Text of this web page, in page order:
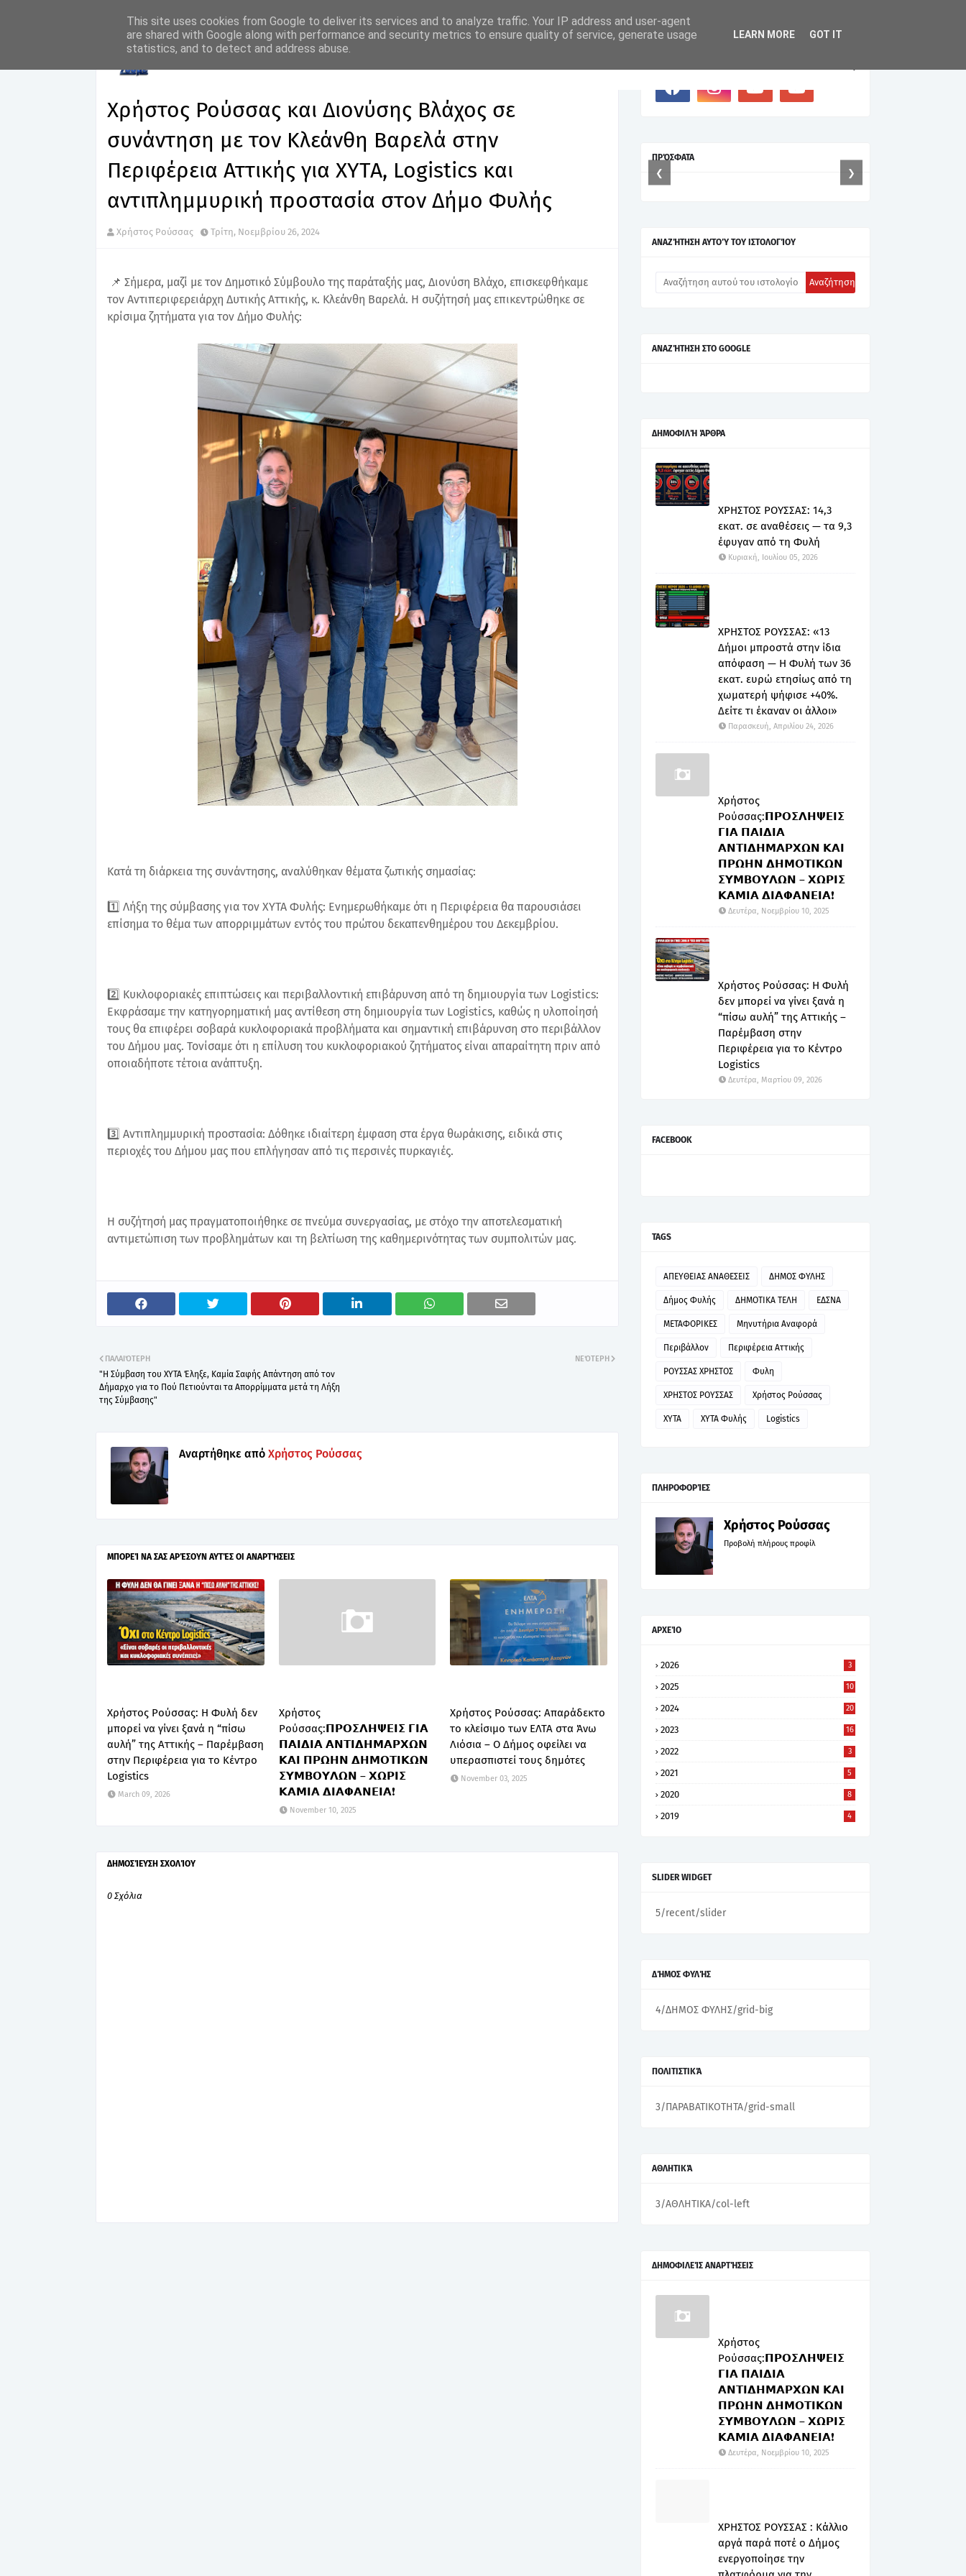
Αρχική σελίδα Χρήστος Ρούσσας και Διονύσης Βλάχος σε συνάντηση με τον Κλεάνθη Βαρελά στην Περιφέρεια Αττικής για ΧΥΤΑ,
Χρήστος Ρούσσας και Διονύσης Βλάχος σε
συνάντηση με τον Κλεάνθη Βαρελά στην
Περιφέρεια Αττικής για ΧΥΤΑ, Logistics και
αντιπλημμυρική προστασία στον Δήμο Φυλής
Χρήστος Ρούσσας Τρίτη, Νοεμβρίου 26, 2024
📌 Σήμερα, μαζί με τον Δημοτικό Σύμβουλο της παράταξής μας, Διονύση Βλάχο, επισκεφθήκαμε
τον Αντιπεριφερειάρχη Δυτικής Αττικής, κ. Κλεάνθη Βαρελά. Η συζήτησή μας επικεντρώθηκε σε
κρίσιμα ζητήματα για τον Δήμο Φυλής:
Κατά τη διάρκεια της συνάντησης, αναλύθηκαν θέματα ζωτικής σημασίας:
1️⃣ Λήξη της σύμβασης για τον ΧΥΤΑ Φυλής: Ενημερωθήκαμε ότι η Περιφέρεια θα παρουσιάσει
επίσημα το θέμα των απορριμμάτων εντός του πρώτου δεκαπενθημέρου του Δεκεμβρίου.
2️⃣ Κυκλοφοριακές επιπτώσεις και περιβαλλοντική επιβάρυνση από τη δημιουργία των Logistics:
Εκφράσαμε την κατηγορηματική μας αντίθεση στη δημιουργία των Logistics, καθώς η υλοποίησή
τους θα επιφέρει σοβαρά κυκλοφοριακά προβλήματα και σημαντική επιβάρυνση στο περιβάλλον
του Δήμου μας. Τονίσαμε ότι η επίλυση του κυκλοφοριακού ζητήματος είναι απαραίτητη πριν από
οποιαδήποτε τέτοια ανάπτυξη.
3️⃣ Αντιπλημμυρική προστασία: Δόθηκε ιδιαίτερη έμφαση στα έργα θωράκισης, ειδικά στις
περιοχές του Δήμου μας που επλήγησαν από τις περσινές πυρκαγιές.
Η συζήτησή μας πραγματοποιήθηκε σε πνεύμα συνεργασίας, με στόχο την αποτελεσματική
αντιμετώπιση των προβλημάτων και τη βελτίωση της καθημερινότητας των συμπολιτών μας.
ΝΕΌΤΕΡΗ
ΠΑΛΑΙΌΤΕΡΗ
"Η Σύμβαση του ΧΥΤΑ Έληξε, Καμία Σαφής Απάντηση από τον
Δήμαρχο για το Πού Πετιούνται τα Απορρίμματα μετά τη Λήξη
της Σύμβασης"
Αναρτήθηκε από Χρήστος Ρούσσας
ΜΠΟΡΕΊ ΝΑ ΣΑΣ ΑΡΈΣΟΥΝ ΑΥΤΈΣ ΟΙ ΑΝΑΡΤΉΣΕΙΣ
Χρήστος Ρούσσας: Η Φυλή δεν
μπορεί να γίνει ξανά η “πίσω
αυλή” της Αττικής – Παρέμβαση
στην Περιφέρεια για το Κέντρο
Logistics
March 09, 2026
Χρήστος
Ρούσσας:𝝥𝝦𝝤𝝨𝝠𝝜𝝭𝝚𝝞𝝨 𝝘𝝞𝝖
𝝥𝝖𝝞𝝙𝝞𝝖 𝝖𝝢𝝩𝝞𝝙𝝜𝝡𝝖𝝦𝝬𝝮𝝢
𝝟𝝖𝝞 𝝥𝝦𝝮𝝜𝝢 𝝙𝝜𝝡𝝤𝝩𝝞𝝟𝝮𝝢
𝝨𝝪𝝡𝝗𝝤𝝪𝝠𝝮𝝢 – 𝝬𝝮𝝦𝝞𝝨
𝝟𝝖𝝡𝝞𝝖 𝝙𝝞𝝖𝝫𝝖𝝢𝝚𝝞𝝖❗
November 10, 2025
Χρήστος Ρούσσας: Απαράδεκτο
το κλείσιμο των ΕΛΤΑ στα Άνω
Λιόσια – Ο Δήμος οφείλει να
υπερασπιστεί τους δημότες
November 03, 2025
ΔΗΜΟΣΊΕΥΣΗ ΣΧΟΛΊΟΥ
0 Σχόλια
SOCIAL PLUGIN
ΠΡΌΣΦΑΤΑ
❮ ❯
ΑΝΑΖΉΤΗΣΗ ΑΥΤΟΎ ΤΟΥ ΙΣΤΟΛΟΓΊΟΥ
ΑΝΑΖΉΤΗΣΗ ΣΤΟ GOOGLE
ΔΗΜΟΦΙΛΉ ΆΡΘΡΑ
ΧΡΗΣΤΟΣ ΡΟΥΣΣΑΣ: 14,3
εκατ. σε αναθέσεις — τα 9,3
έφυγαν από τη Φυλή
Κυριακή, Ιουλίου 05, 2026
ΧΡΗΣΤΟΣ ΡΟΥΣΣΑΣ: «13
Δήμοι μπροστά στην ίδια
απόφαση — Η Φυλή των 36
εκατ. ευρώ ετησίως από τη
χωματερή ψήφισε +40%.
Δείτε τι έκαναν οι άλλοι»
Παρασκευή, Απριλίου 24, 2026
Χρήστος
Ρούσσας:𝝥𝝦𝝤𝝨𝝠𝝜𝝭𝝚𝝞𝝨
𝝘𝝞𝝖 𝝥𝝖𝝞𝝙𝝞𝝖
𝝖𝝢𝝩𝝞𝝙𝝜𝝡𝝖𝝦𝝬𝝮𝝢 𝝟𝝖𝝞
𝝥𝝦𝝮𝝜𝝢 𝝙𝝜𝝡𝝤𝝩𝝞𝝟𝝮𝝢
𝝨𝝪𝝡𝝗𝝤𝝪𝝠𝝮𝝢 – 𝝬𝝮𝝦𝝞𝝨
𝝟𝝖𝝡𝝞𝝖 𝝙𝝞𝝖𝝫𝝖𝝢𝝚𝝞𝝖❗
Δευτέρα, Νοεμβρίου 10, 2025
Χρήστος Ρούσσας: Η Φυλή
δεν μπορεί να γίνει ξανά η
“πίσω αυλή” της Αττικής –
Παρέμβαση στην
Περιφέρεια για το Κέντρο
Logistics
Δευτέρα, Μαρτίου 09, 2026
FACEBOOK
TAGS
ΑΠΕΥΘΕΙΑΣ ΑΝΑΘΕΣΕΙΣ ΔΗΜΟΣ ΦΥΛΗΣ
Δήμος Φυλής ΔΗΜΟΤΙΚΑ ΤΕΛΗ ΕΔΣΝΑ
ΜΕΤΑΦΟΡΙΚΕΣ Μηνυτήρια Αναφορά
Περιβάλλον Περιφέρεια Αττικής
ΡΟΥΣΣΑΣ ΧΡΗΣΤΟΣ Φυλη
ΧΡΗΣΤΟΣ ΡΟΥΣΣΑΣ Χρήστος Ρούσσας
ΧΥΤΑ ΧΥΤΑ Φυλής Logistics
ΠΛΗΡΟΦΟΡΊΕΣ
Χρήστος Ρούσσας
Προβολή πλήρους προφίλ
ΑΡΧΕΊΟ
2026 3
2025 10
2024 20
2023 16
2022 3
2021 5
2020 8
2019 4
SLIDER WIDGET
5/recent/slider
ΔΉΜΟΣ ΦΥΛΉΣ
4/ΔΗΜΟΣ ΦΥΛΗΣ/grid-big
ΠΟΛΙΤΙΣΤΙΚΆ
3/ΠΑΡΑΒΑΤΙΚΟΤΗΤΑ/grid-small
ΑΘΛΗΤΙΚΆ
3/ΑΘΛΗΤΙΚΑ/col-left
ΔΗΜΟΦΙΛΕΊΣ ΑΝΑΡΤΉΣΕΙΣ
Χρήστος
Ρούσσας:𝝥𝝦𝝤𝝨𝝠𝝜𝝭𝝚𝝞𝝨
𝝘𝝞𝝖 𝝥𝝖𝝞𝝙𝝞𝝖
𝝖𝝢𝝩𝝞𝝙𝝜𝝡𝝖𝝦𝝬𝝮𝝢 𝝟𝝖𝝞
𝝥𝝦𝝮𝝜𝝢 𝝙𝝜𝝡𝝤𝝩𝝞𝝟𝝮𝝢
𝝨𝝪𝝡𝝗𝝤𝝪𝝠𝝮𝝢 – 𝝬𝝮𝝦𝝞𝝨
𝝟𝝖𝝡𝝞𝝖 𝝙𝝞𝝖𝝫𝝖𝝢𝝚𝝞𝝖❗
Δευτέρα, Νοεμβρίου 10, 2025
ΧΡΗΣΤΟΣ ΡΟΥΣΣΑΣ : Κάλλιο
αργά παρά ποτέ ο Δήμος
ενεργοποίησε την
This site uses cookies from Google to deliver its services and to analyze traffic. Your IP address and user-agent
are shared with Google along with performance and security metrics to ensure quality of service, generate usage
statistics, and to detect and address abuse.
LEARN MORE GOT IT